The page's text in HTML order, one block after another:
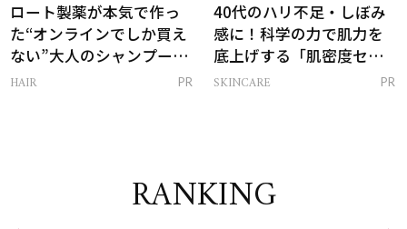
ロート製薬が本気で作っ
た“オンラインでしか買え
ない”大人のシャンプー＆
トリートメントって？
HAIR PR
40代のハリ不足・しぼみ
感に！科学の力で肌力を
底上げする「肌密度セラ
ム」
SKINCARE PR
RANKING